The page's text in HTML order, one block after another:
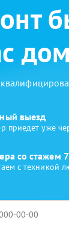
выезд
приедет уже
со стажем
с техникой